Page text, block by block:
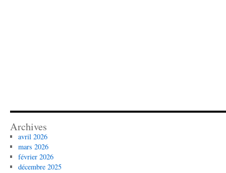
Archives
avril 2026
mars 2026
février 2026
décembre 2025